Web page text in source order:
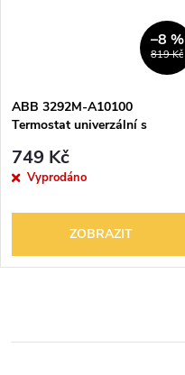
819 Kč
–8 %
ABB 3292M-A10100
Termostat univerzální s
(ovl. jednotka), bílá/ledová bílá
749 Kč
Vyprodáno
ZOBRAZIT